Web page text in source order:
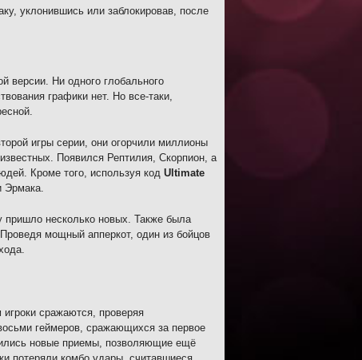
уклонившись или заблокировав, после
версии. Ни одного глобального
графики нет. Но все-таки,
игры серии, они огорчили миллионы
Появился Рептилия, Скорпион, а
Кроме того, используя код Ultimate
Эрмака.
пришло несколько новых. Также была
мощный апперкот, один из бойцов
сражаются, проверяя
геймеров, сражающихся за первое
новые приемы, позволяющие ещё